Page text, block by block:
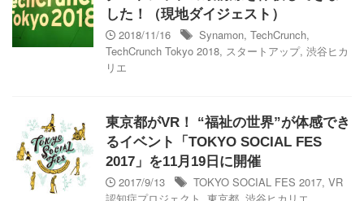
した！（現地ダイジェスト）
2018/11/16
Synamon, TechCrunch,
TechCrunch Tokyo 2018, スタートアップ, 渋谷ヒカ
リエ
東京都がVR！ “福祉の世界”が体感でき
るイベント「TOKYO SOCIAL FES
2017」を11月19日に開催
2017/9/13
TOKYO SOCIAL FES 2017, VR